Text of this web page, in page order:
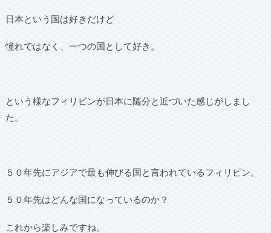
日本という国は好きだけど
憧れではなく、一つの国として好き。
という様なフィリピンが日本に随分と近づいた感じがしまし
た。
５０年先にアジアで最も伸びる国と言われているフィリピン。
５０年先はどんな国になっているのか？
これから楽しみですね。